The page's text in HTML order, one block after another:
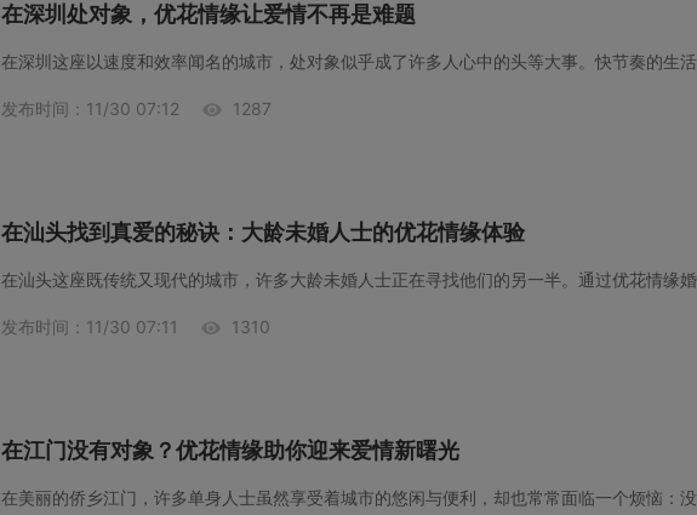
在深圳处对象，优花情缘让爱情不再是难题
发布时间：11/30 07:12 1287
在汕头找到真爱的秘诀：大龄未婚人士的优花情缘体验
发布时间：11/30 07:11 1310
在江门没有对象？优花情缘助你迎来爱情新曙光